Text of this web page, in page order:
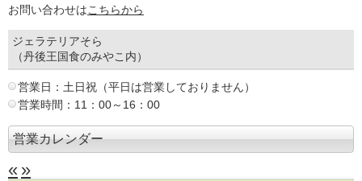
お問い合わせはこちらから
ジェラテリアそら
（丹後王国食のみやこ内）
営業日：土日祝（平日は営業しておりません）
営業時間：11：00～16：00
営業カレンダー
« »